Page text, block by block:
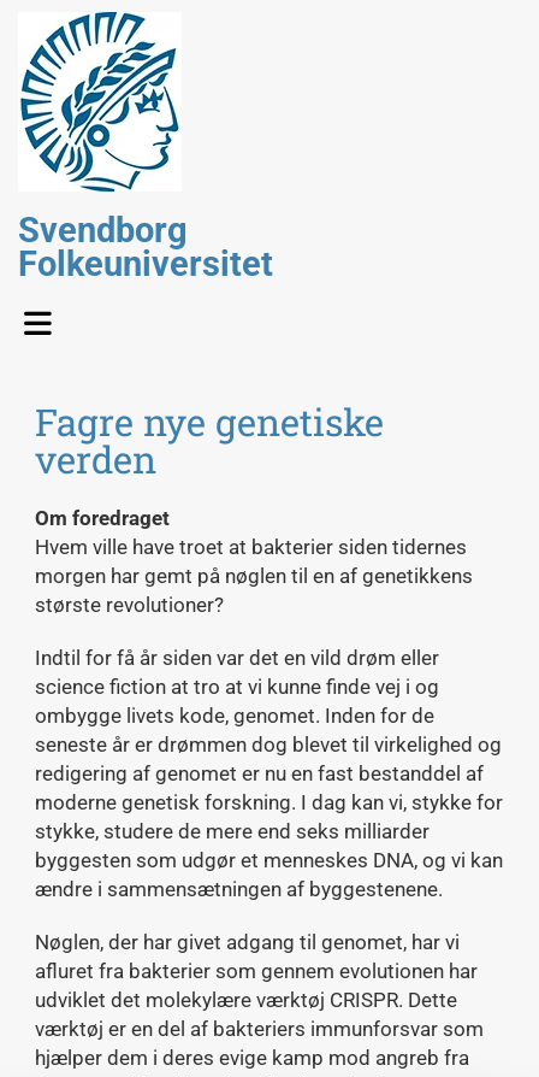
Svendborg
Folkeuniversitet
Fagre nye genetiske
verden
Om foredraget
Hvem ville have troet at bakterier siden tidernes
morgen har gemt på nøglen til en af genetikkens
største revolutioner?
Indtil for få år siden var det en vild drøm eller
science fiction at tro at vi kunne finde vej i og
ombygge livets kode, genomet. Inden for de
seneste år er drømmen dog blevet til virkelighed og
redigering af genomet er nu en fast bestanddel af
moderne genetisk forskning. I dag kan vi, stykke for
stykke, studere de mere end seks milliarder
byggesten som udgør et menneskes DNA, og vi kan
ændre i sammensætningen af byggestenene.
Nøglen, der har givet adgang til genomet, har vi
afluret fra bakterier som gennem evolutionen har
udviklet det molekylære værktøj CRISPR. Dette
værktøj er en del af bakteriers immunforsvar som
hjælper dem i deres evige kamp mod angreb fra